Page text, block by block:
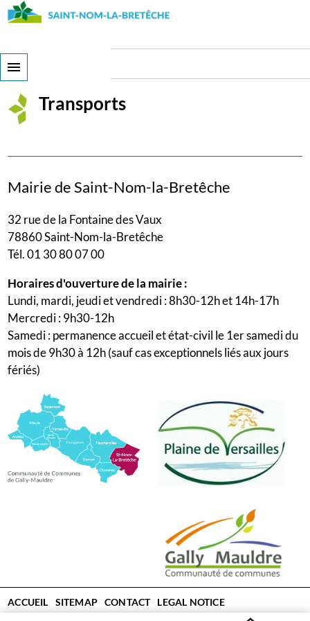
Skip
Transports
Transports
Mairie de Saint-Nom-la-Bretêche
32 rue de la Fontaine des Vaux
78860 Saint-Nom-la-Bretêche
Tél. 01 30 80 07 00
Horaires d'ouverture de la mairie :
Lundi, mardi, jeudi et vendredi : 8h30-12h et 14h-17h
Mercredi : 9h30-12h
Samedi : permanence accueil et état-civil le 1er samedi du
mois de 9h30 à 12h (sauf cas exceptionnels liés aux jours
fériés)
Menu
ACCUEIL SITEMAP CONTACT
LEGAL NOTICE